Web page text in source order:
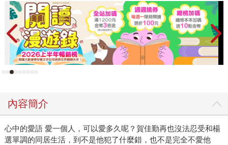
內容簡介
心中的愛語 愛一個人，可以愛多久呢？賀佳勤再也沒法忍受和楊
選單調的同居生活，到不是他犯了什麼錯，也不是完全不愛他